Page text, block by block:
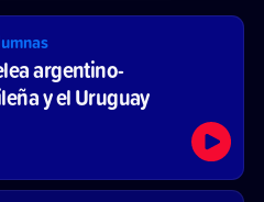
argentino-
y el Uruguay